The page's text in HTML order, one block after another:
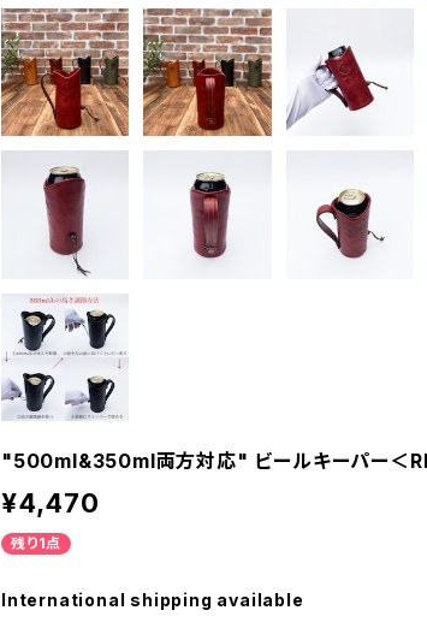
"500ml&350ml両方対応" ビールキーパー＜
¥4,470
残り1点
International shipping available